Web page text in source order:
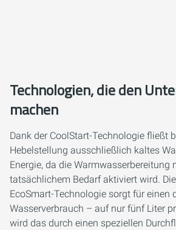
Technologien, die den
machen
Dank der CoolStart-Technologie fließt
Hebelstellung ausschließlich kaltes
Energie, da die Warmwasserbereitung
tatsächlichem Bedarf aktiviert wird.
EcoSmart-Technologie sorgt für einen
Wasserverbrauch – auf nur fünf Liter
wird das durch einen speziellen